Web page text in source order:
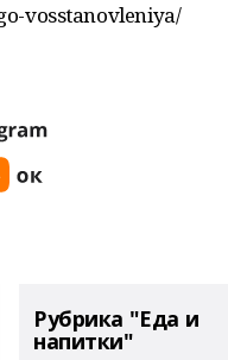
vosstanovleniya/
Рубрика "Еда и
напитки"